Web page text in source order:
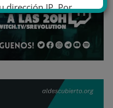
dirección IP. Por
de cookies.
Aceptar cookies